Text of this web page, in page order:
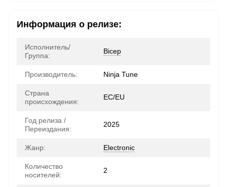
Информация о релизе:
Исполнитель/
Группа:
Bicep
Производитель: Ninja Tune
Страна
происхождения:
ЕС/EU
Год релиза /
Переиздания:
2025
Жанр: Electronic
Количество
носителей:
2